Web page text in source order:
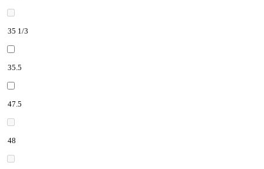
35 1/3
35.5
47.5
48